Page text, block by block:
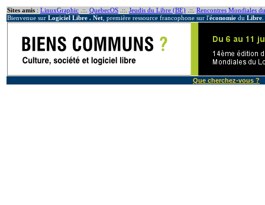
Sites amis : LinuxGraphic .::. QuebecOS .::. Jeudis du Libre (BE) .::. Rencontres Mondiales
Bienvenue sur Logiciel Libre . Net , première ressource francophone sur l'économie du Libre
Que cherchez-vous ?